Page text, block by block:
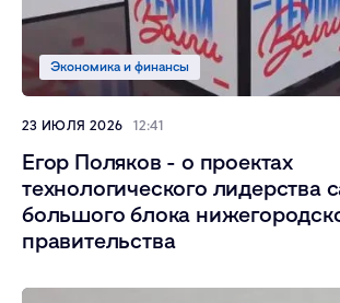
Егор Поляков - о проектах
технологического лидерства
большого блока
правительства
Экономика и финансы
23 ИЮЛЯ 2026 12:41